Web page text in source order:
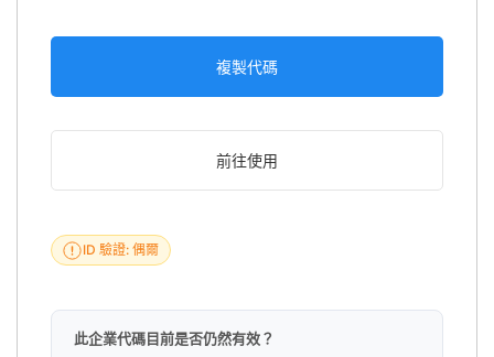
複製代碼
前往使用
ID 驗證: 偶爾
此企業代碼目前是否仍然有效？